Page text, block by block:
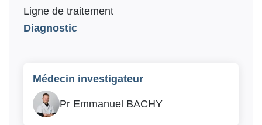
Ligne de traitement
Diagnostic
Médecin investigateur
Pr Emmanuel BACHY